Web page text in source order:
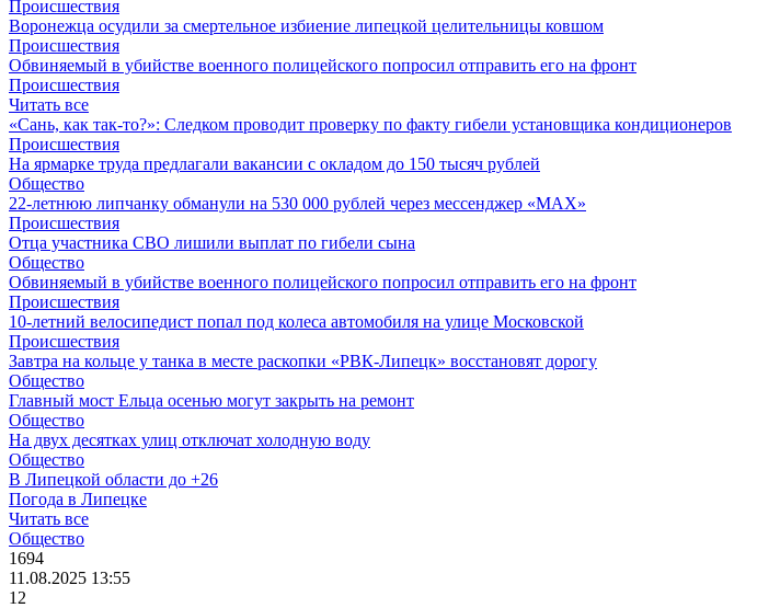
Происшествия
Воронежца осудили за смертельное избиение липецкой целительницы ковшом
Происшествия
Обвиняемый в убийстве военного полицейского попросил отправить его на фронт
Происшествия
Читать все
«Сань, как так-то?»: Следком проводит проверку по факту гибели установщика кондиционеров
Происшествия
На ярмарке труда предлагали вакансии с окладом до 150 тысяч рублей
Общество
22-летнюю липчанку обманули на 530 000 рублей через мессенджер «MAX»
Происшествия
Отца участника СВО лишили выплат по гибели сына
Общество
Обвиняемый в убийстве военного полицейского попросил отправить его на фронт
Происшествия
10-летний велосипедист попал под колеса автомобиля на улице Московской
Происшествия
Завтра на кольце у танка в месте раскопки «РВК-Липецк» восстановят дорогу
Общество
Главный мост Ельца осенью могут закрыть на ремонт
Общество
На двух десятках улиц отключат холодную воду
Общество
В Липецкой области до +26
Погода в Липецке
Читать все
Общество
1694
11.08.2025 13:55
12